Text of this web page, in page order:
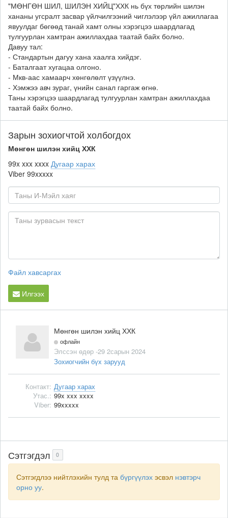
"МӨНГӨН ШИЛ, ШИЛЭН ХИЙЦ"ХХК нь бүх төрлийн шилэн
хананы угсралт засвар үйлчилгээний чиглэлээр үйл ажиллагаа
явуулдаг бөгөөд танай хамт олны хэрэгцээ шаардлагад
тулгуурлан хамтран ажиллахдаа таатай байх болно.
Давуу тал:
- Стандартын дагуу хана хаалга хийдэг.
- Баталгаат хугацаа олгоно.
- Мкв-аас хамаарч хөнгөлөлт үзүүлнэ.
- Хэмжээ авч зураг, үнийн санал гаргаж өгнө.
Таны хэрэгцээ шаардлагад тулгуурлан хамтран ажиллахдаа
таатай байх болно.
Зарын зохиогчтой холбогдох
Мөнгөн шилэн хийц ХХК
99x xxx xxxx Дугаар харах
Viber 99xxxxx
Файл хавсаргах
Илгээх
Мөнгөн шилэн хийц ХХК
офлайн
Элссэн өдөр -29 2сарын 2024
Зохиогчийн бүх зарууд
Контакт: Дугаар харах
Утас.: 99x xxx xxxx
Viber: 99xxxxx
Сэтгэгдэл 0
Сэтгэгдлээ нийтлэхийн тулд та бүргүүлэх эсвэл нэвтэрч
орно уу.